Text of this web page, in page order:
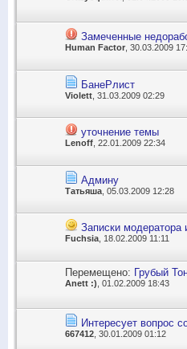
Замеченные
Human Factor, 30.03.2009
БанеРлист
Violett , 31.03.2009 02:29
уточнение темы
Lenoff, 22.01.2009 22:34
Админу
Татьяша , 05.03.2009 12:28
Записки модератора
Fuchsia , 18.02.2009 11:11
Перемещено: Грубый
Anett :) , 01.02.2009 18:43
Интересует вопрос
667412 , 30.01.2009 01:12